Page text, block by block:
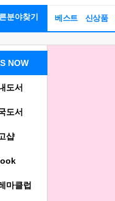
분야찾기 베스트 신상품
NOW
도서
도서
샵
마클럽